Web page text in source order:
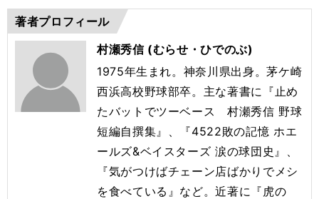
著者プロフィール
村瀬秀信 (むらせ・ひでのぶ)
1975年生まれ。神奈川県出身。茅ケ崎
西浜高校野球部卒。主な著書に『止め
たバットでツーベース 村瀬秀信 野球
短編自撰集』、『4522敗の記憶 ホエ
ールズ&ベイスターズ 涙の球団史』、
『気がつけばチェーン店ばかりでメシ
を食べている』など。近著に『虎の